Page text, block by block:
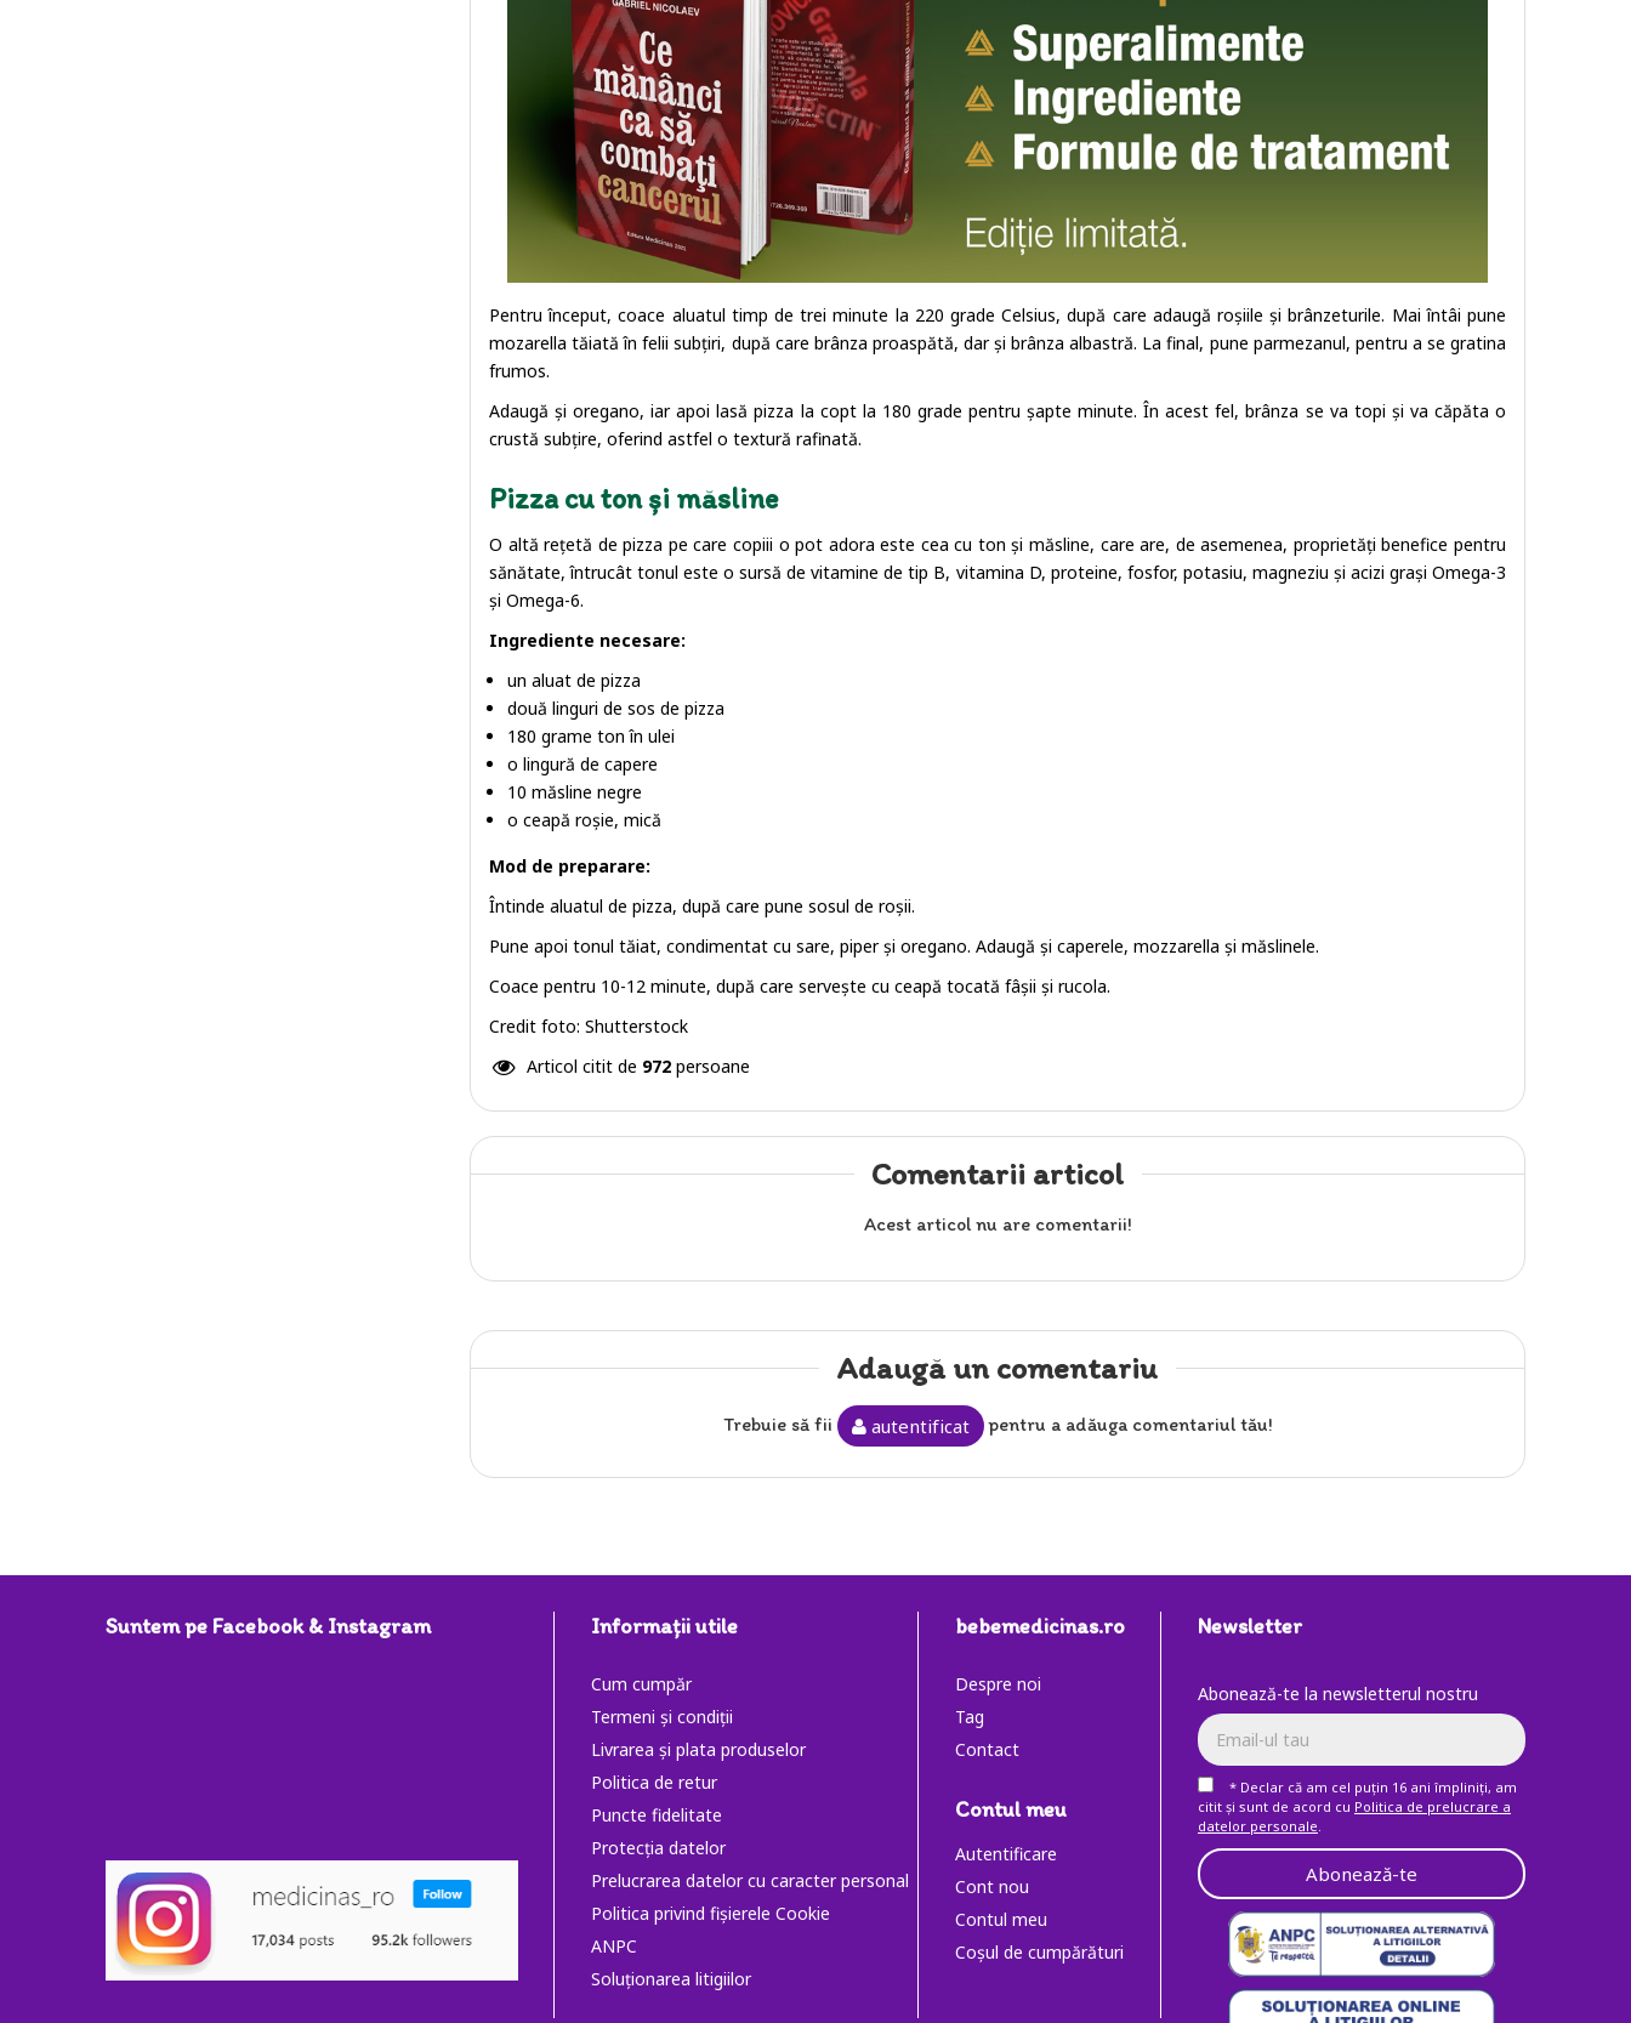
Pentru început, coace aluatul timp de trei minute la 220 grade Celsius, după care adaugă roșiile și brânzeturile. Mai întâi pune
mozarella tăiată în felii subțiri, după care brânza proaspătă, dar și brânza albastră. La final, pune parmezanul, pentru a se gratina
frumos.
Adaugă și oregano, iar apoi lasă pizza la copt la 180 grade pentru șapte minute. În acest fel, brânza se va topi și va căpăta o
crustă subțire, oferind astfel o textură rafinată.
Pizza cu ton și măsline
O altă rețetă de pizza pe care copiii o pot adora este cea cu ton și măsline, care are, de asemenea, proprietăți benefice pentru
sănătate, întrucât tonul este o sursă de vitamine de tip B, vitamina D, proteine, fosfor, potasiu, magneziu și acizi grași Omega-3
și Omega-6.
Ingrediente necesare:
un aluat de pizza
două linguri de sos de pizza
180 grame ton în ulei
o lingură de capere
10 măsline negre
o ceapă roșie, mică
Mod de preparare:
Întinde aluatul de pizza, după care pune sosul de roșii.
Pune apoi tonul tăiat, condimentat cu sare, piper și oregano. Adaugă și caperele, mozzarella și măslinele.
Coace pentru 10-12 minute, după care servește cu ceapă tocată fâșii și rucola.
Credit foto: Shutterstock
Articol citit de 972 persoane
Comentarii articol
Acest articol nu are comentarii!
Adaugă un comentariu
Trebuie să fii autentificat pentru a adăuga comentariul tău!
Suntem pe Facebook & Instagram Informaţii utile
Cum cumpăr
Termeni și condiții
Livrarea și plata produselor
Politica de retur
Puncte fidelitate
Protecția datelor
Prelucrarea datelor cu caracter personal
Politica privind fișierele Cookie
ANPC
Soluţionarea litigiilor
bebemedicinas.ro
Despre noi
Tag
Contact
Contul meu
Autentificare
Cont nou
Contul meu
Coşul de cumpărături
Newsletter
Abonează-te la newsletterul nostru
* Declar că am cel puţin 16 ani împliniţi, am
citit şi sunt de acord cu Politica de prelucrare a
datelor personale
Abonează-te